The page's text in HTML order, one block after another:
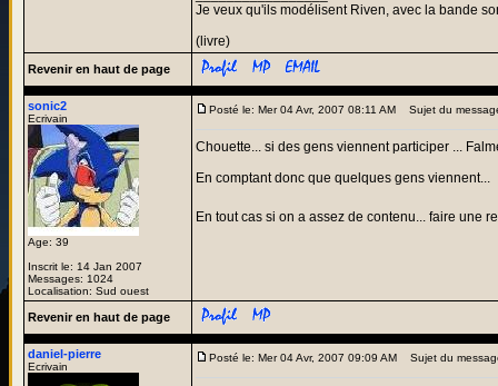
Je veux qu'ils modélisent Riven, avec la bande
(livre)
Revenir en haut de page
sonic2
Ecrivain
Age: 39
Inscrit le: 14 Jan 2007
Messages: 1024
Localisation: Sud ouest
Posté le: Mer 04 Avr, 2007 08:11 AM Sujet du
Chouette... si des gens viennent participer ...
En comptant donc que quelques gens viennent...
En tout cas si on a assez de contenu... faire une
Revenir en haut de page
daniel-pierre
Ecrivain
Posté le: Mer 04 Avr, 2007 09:09 AM Sujet du